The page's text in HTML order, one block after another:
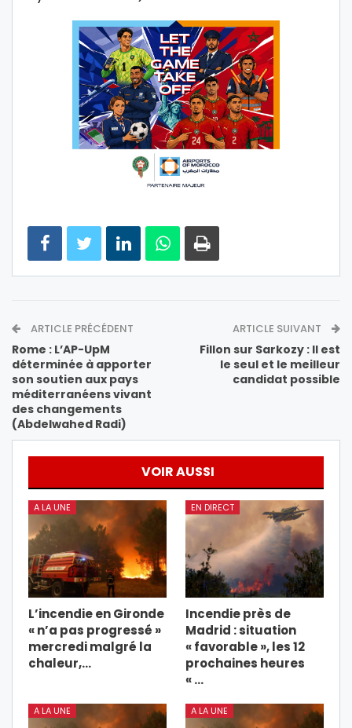
ARTICLE PRÉCÉDENT
Rome : L’AP-UpM
déterminée à apporter
son soutien aux pays
méditerranéens vivant
des changements
(Abdelwahed Radi)
ARTICLE SUIVANT
Fillon sur Sarkozy : Il est
le seul et le meilleur
candidat possible
VOIR AUSSI
A LA UNE
L’incendie en Gironde
« n’a pas progressé »
mercredi malgré la
chaleur,…
EN DIRECT
Incendie près de
Madrid : situation
« favorable », les 12
prochaines heures
« …
A LA UNE A LA UNE